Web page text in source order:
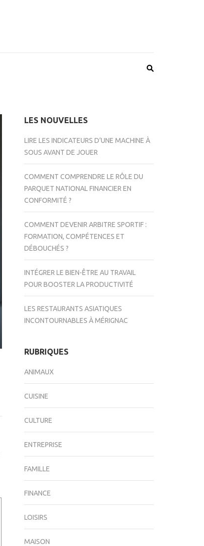
LES NOUVELLES
LIRE LES INDICATEURS D’UNE MACHINE À
SOUS AVANT DE JOUER
COMMENT COMPRENDRE LE RÔLE DU
PARQUET NATIONAL FINANCIER EN
CONFORMITÉ ?
COMMENT DEVENIR ARBITRE SPORTIF :
FORMATION, COMPÉTENCES ET
DÉBOUCHÉS ?
INTÉGRER LE BIEN-ÊTRE AU TRAVAIL
POUR BOOSTER LA PRODUCTIVITÉ
LES RESTAURANTS ASIATIQUES
INCONTOURNABLES À MÉRIGNAC
RUBRIQUES
ANIMAUX
CUISINE
CULTURE
ENTREPRISE
FAMILLE
FINANCE
LOISIRS
MAISON